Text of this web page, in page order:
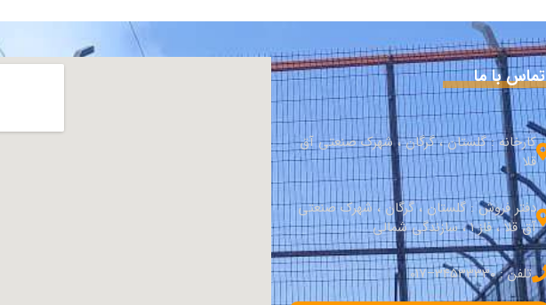
تماس با ما
کارخانه : گلستان ، گرگان ، شهرک صنعتی آق
قلا
دفتر فروش : گلستان ، گرگان ، شهرک صنعتی
آق قلا ، فاز 1 ، سازندگی شمالی
تلفن : 34533330–017